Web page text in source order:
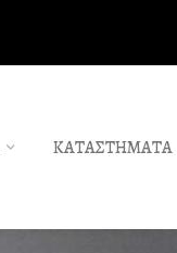
ΚΑΤΑΣΤΗΜΑΤΑ